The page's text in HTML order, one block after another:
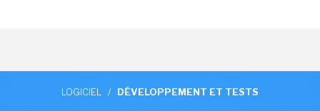
LOGICIEL / DÉVELOPPEMENT ET TESTS